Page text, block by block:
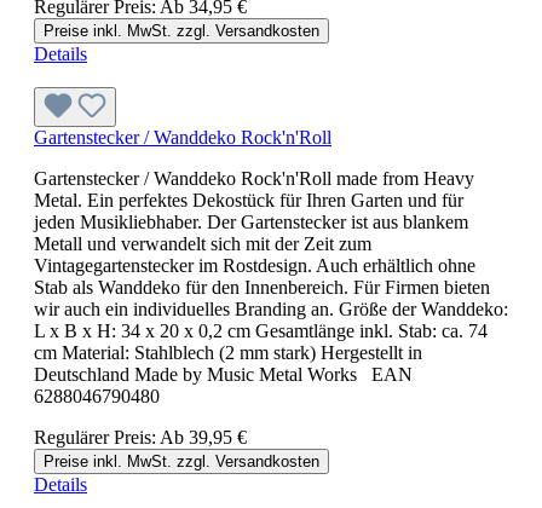
Regulärer Preis: Ab 34,95 €
Preise inkl. MwSt. zzgl. Versandkosten
Details
Gartenstecker / Wanddeko Rock'n'Roll
Gartenstecker / Wanddeko Rock'n'Roll made from Heavy
Metal. Ein perfektes Dekostück für Ihren Garten und für
jeden Musikliebhaber. Der Gartenstecker ist aus blankem
Metall und verwandelt sich mit der Zeit zum
Vintagegartenstecker im Rostdesign. Auch erhältlich ohne
Stab als Wanddeko für den Innenbereich. Für Firmen bieten
wir auch ein individuelles Branding an. Größe der Wanddeko:
L x B x H: 34 x 20 x 0,2 cm Gesamtlänge inkl. Stab: ca. 74
cm Material: Stahlblech (2 mm stark) Hergestellt in
Deutschland Made by Music Metal Works EAN
6288046790480
Regulärer Preis: Ab 39,95 €
Preise inkl. MwSt. zzgl. Versandkosten
Details